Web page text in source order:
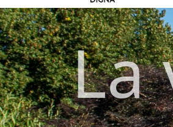
La